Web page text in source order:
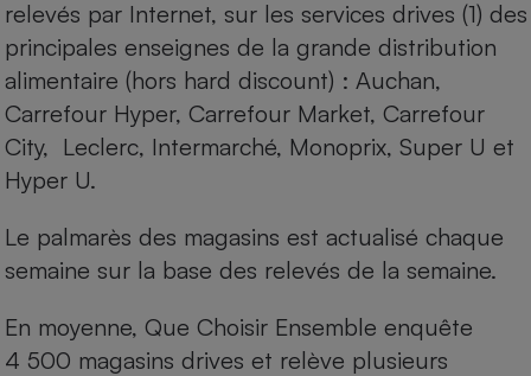
relevés par Internet, sur les services drives (1) des
principales enseignes de la grande distribution
alimentaire (hors hard discount) : Auchan,
Carrefour Hyper, Carrefour Market, Carrefour
City, Leclerc, Intermarché, Monoprix, Super U et
Hyper U.
Le palmarès des magasins est actualisé chaque
semaine sur la base des relevés de la semaine.
En moyenne, Que Choisir Ensemble enquête
4 500 magasins drives et relève plusieurs